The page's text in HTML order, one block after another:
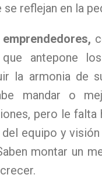
se reflejan en la
que antepone
la armonia de
mandar o
pero le falta
equipo y
montar un